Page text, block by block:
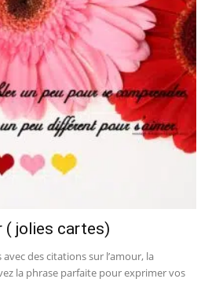
( jolies cartes)
des citations sur l’amour, la
la phrase parfaite pour exprimer vos